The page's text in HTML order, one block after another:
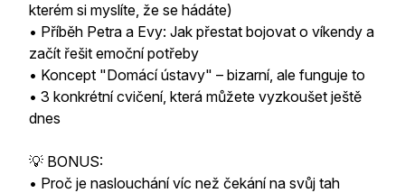
kterém si myslíte, že se hádáte)
• Příběh Petra a Evy: Jak přestat bojovat o víkendy a
začít řešit emoční potřeby
• Koncept "Domácí ústavy" – bizarní, ale funguje to
• 3 konkrétní cvičení, která můžete vyzkoušet ještě
dnes
💡 BONUS:
• Proč je naslouchání víc než čekání na svůj tah